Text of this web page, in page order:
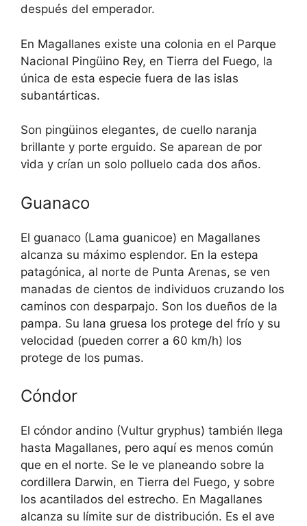
después del emperador.
En Magallanes existe una colonia en el Parque
Nacional Pingüino Rey, en Tierra del Fuego, la
única de esta especie fuera de las islas
subantárticas.
Son pingüinos elegantes, de cuello naranja
brillante y porte erguido. Se aparean de por
vida y crían un solo polluelo cada dos años.
Guanaco
El guanaco (Lama guanicoe) en Magallanes
alcanza su máximo esplendor. En la estepa
patagónica, al norte de Punta Arenas, se ven
manadas de cientos de individuos cruzando los
caminos con desparpajo. Son los dueños de la
pampa. Su lana gruesa los protege del frío y su
velocidad (pueden correr a 60 km/h) los
protege de los pumas.
Cóndor
El cóndor andino (Vultur gryphus) también llega
hasta Magallanes, pero aquí es menos común
que en el norte. Se le ve planeando sobre la
cordillera Darwin, en Tierra del Fuego, y sobre
los acantilados del estrecho. En Magallanes
alcanza su límite sur de distribución. Es el ave